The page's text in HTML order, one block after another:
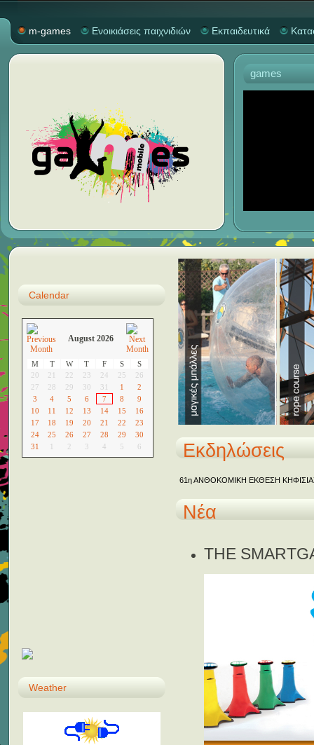
m-games Ενοικιάσεις παιχνιδιών Εκπαιδευτικά
games
Εκδηλώσεις
61η ΑΝΘΟΚΟΜΙΚΗ ΕΚΘΕΣΗ
Νέα
THE
Calendar
August 2026
M T W T F S
S
20
21 22 23 24 25
26
27
28 29 30 31 1
2
3
4 5 6 7 8
9
10
11 12 13 14 15
16
17
18 19 20 21 22
23
24
25 26 27 28 29
30
31
1 2 3 4 5 6
Weather